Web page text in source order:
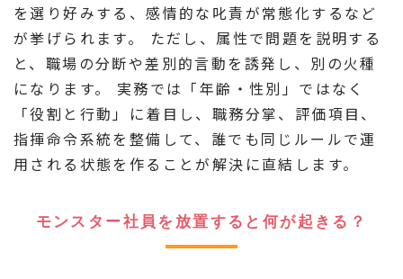
を選り好みする、感情的な叱責が常態化するなど
が挙げられます。 ただし、属性で問題を説明する
と、職場の分断や差別的言動を誘発し、別の火種
になります。 実務では「年齢・性別」ではなく
「役割と行動」に着目し、職務分掌、評価項目、
指揮命令系統を整備して、誰でも同じルールで運
用される状態を作ることが解決に直結します。
モンスター社員を放置すると何が起きる？